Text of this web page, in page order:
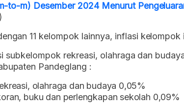
to-m) Desember 2024 Menurut
11 kelompok lainnya, inflasi
subkelompok rekreasi, olahraga dan
Pandeglang :
olahraga dan budaya 0,05%
buku dan perlengkapan sekolah 0,09%